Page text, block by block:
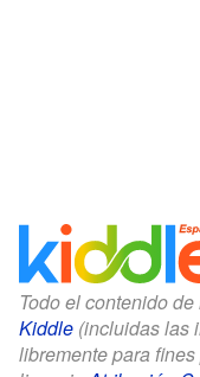
Todo el contenido
Kiddle (incluidas las
libremente para